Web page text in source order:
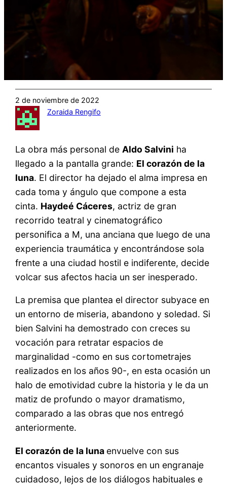
2 de noviembre de 2022
Zoraida Rengifo
La obra más personal de Aldo Salvini ha
llegado a la pantalla grande: El corazón de la
luna. El director ha dejado el alma impresa en
cada toma y ángulo que compone a esta
cinta. Haydeé Cáceres, actriz de gran
recorrido teatral y cinematográfico
personifica a M, una anciana que luego de una
experiencia traumática y encontrándose sola
frente a una ciudad hostil e indiferente, decide
volcar sus afectos hacia un ser inesperado.
La premisa que plantea el director subyace en
un entorno de miseria, abandono y soledad. Si
bien Salvini ha demostrado con creces su
vocación para retratar espacios de
marginalidad -como en sus cortometrajes
realizados en los años 90-, en esta ocasión un
halo de emotividad cubre la historia y le da un
matiz de profundo o mayor dramatismo,
comparado a las obras que nos entregó
anteriormente.
El corazón de la luna envuelve con sus
encantos visuales y sonoros en un engranaje
cuidadoso, lejos de los diálogos habituales e